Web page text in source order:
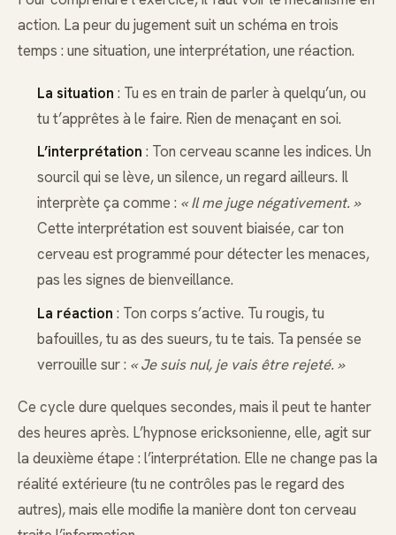
action. La peur du jugement suit un schéma en trois
temps : une situation, une interprétation, une réaction.
La situation : Tu es en train de parler à quelqu’un, ou
tu t’apprêtes à le faire. Rien de menaçant en soi.
L’interprétation : Ton cerveau scanne les indices. Un
sourcil qui se lève, un silence, un regard ailleurs. Il
interprète ça comme : « Il me juge négativement. »
Cette interprétation est souvent biaisée, car ton
cerveau est programmé pour détecter les menaces,
pas les signes de bienveillance.
La réaction : Ton corps s’active. Tu rougis, tu
bafouilles, tu as des sueurs, tu te tais. Ta pensée se
verrouille sur : « Je suis nul, je vais être rejeté. »
Ce cycle dure quelques secondes, mais il peut te hanter
des heures après. L’hypnose ericksonienne, elle, agit sur
la deuxième étape : l’interprétation. Elle ne change pas la
réalité extérieure (tu ne contrôles pas le regard des
autres), mais elle modifie la manière dont ton cerveau